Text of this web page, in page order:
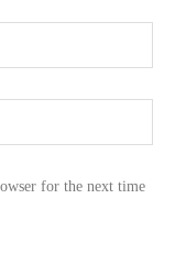
for the next time